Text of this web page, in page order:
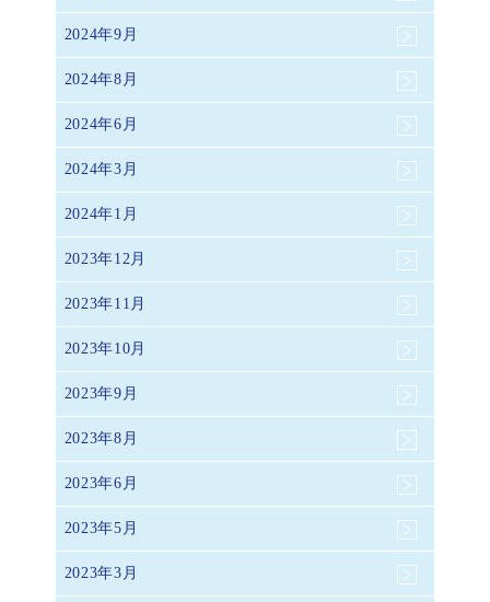
2024年9月
2024年8月
2024年6月
2024年3月
2024年1月
2023年12月
2023年11月
2023年10月
2023年9月
2023年8月
2023年6月
2023年5月
2023年3月